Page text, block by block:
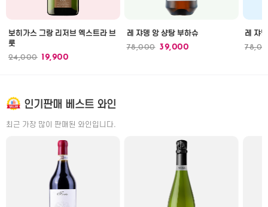
보히가스 그랑 리저브 엑스트라 브
룻
24,000 19,900
레 쟈뎅 앙 샹탕 부하슈
78,000 39,000
레 쟈
인기판매 베스트 와인
최근 가장 많이 판매된 와인입니다.